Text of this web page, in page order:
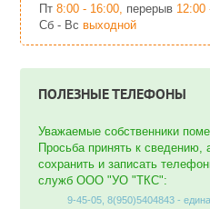
Пт 8:00 - 16:00, перерыв 12:00
Сб - Вс выходной
ПОЛЕЗНЫЕ ТЕЛЕФОНЫ
Уважаемые собственники
Просьба принять к сведению,
сохранить и записать
служб ООО "УО "ТКС":
9-45-05, 8(950)5404843 -